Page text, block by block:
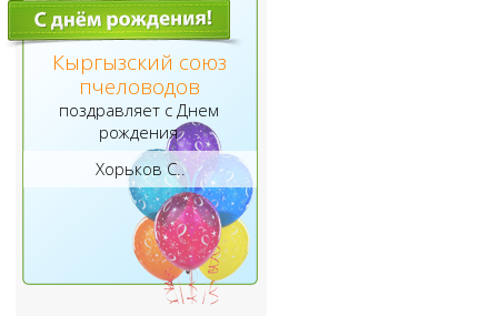
Кыргызский союз
пчеловодов
поздравляет с Днем
рождения
Хорьков С..